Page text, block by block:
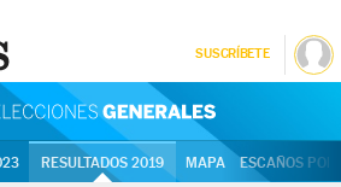
SUSCRÍBETE
RESULTADOS 2019 MAPA ESCAÑOS